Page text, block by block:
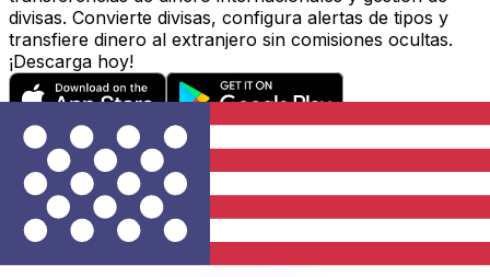
divisas. Convierte divisas, configura alertas de tipos y
transfiere dinero al extranjero sin comisiones ocultas.
¡Descarga hoy!